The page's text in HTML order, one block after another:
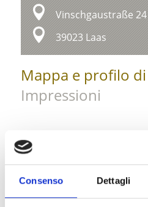
Consenso Dettagli
Vinschgaustraße 24
39023 Laas
Mappa e profilo
Impressioni